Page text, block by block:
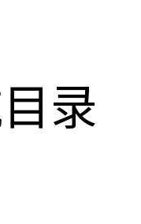
录